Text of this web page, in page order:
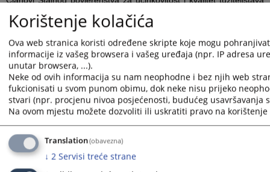
a. Sanin Bogunić,
c. Bojana Jolović,
d. Dragan Slijepčević,
e. Snježana Petković.
Podršku u radu ovog stalnog povjerenstva pružaju Odjel za
unapređenje učinkovitosti i kvalitete rada u tužiteljstvima i Odjel za
pravosudnu analitiku i izvješćivanje.
Prikazana vijest je na: Hrvatski jezik
Vijest dostupna još na: Bosanski jezik
Korištenje kolačića
Ova web stranica koristi određene skripte koje mogu
informacije iz vašeg browsera i vašeg uređaja (npr. IP adresa
unutar browsera, ...).
Neke od ovih informacija su nam neophodne i bez njih web
fukcionisati u svom punom obimu, dok neke nisu prijeko
stvari (npr. procjenu nivoa posjećenosti, budućeg usavršavanja
Na ovom mjestu možete dozvoliti ili uskratiti pravo na
Translation(obavezna)
↓ 2 Servisi treće strane